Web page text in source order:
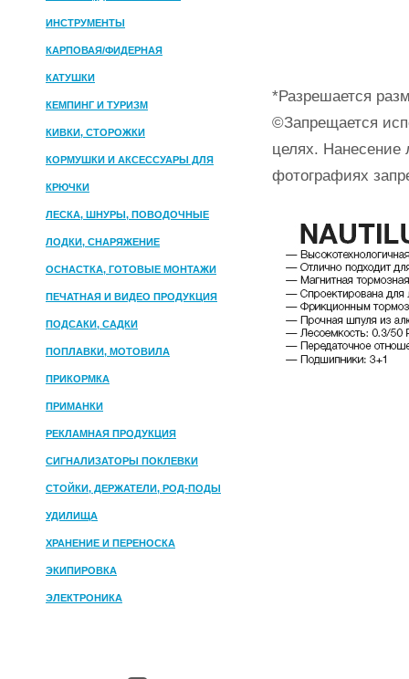
ИНСТРУМЕНТЫ
КАРПОВАЯ/ФИДЕРНАЯ
КАТУШКИ
КЕМПИНГ И ТУРИЗМ
КИВКИ, СТОРОЖКИ
КОРМУШКИ И АКСЕССУАРЫ ДЛЯ
ПРИКОРМКИ
КРЮЧКИ
ЛЕСКА, ШНУРЫ, ПОВОДОЧНЫЕ
МАТЕРИАЛЫ
ЛОДКИ, СНАРЯЖЕНИЕ
ОСНАСТКА, ГОТОВЫЕ МОНТАЖИ
ПЕЧАТНАЯ И ВИДЕО ПРОДУКЦИЯ
ПОДСАКИ, САДКИ
ПОПЛАВКИ, МОТОВИЛА
ПРИКОРМКА
ПРИМАНКИ
РЕКЛАМНАЯ ПРОДУКЦИЯ
СИГНАЛИЗАТОРЫ ПОКЛЕВКИ
СТОЙКИ, ДЕРЖАТЕЛИ, РОД-ПОДЫ
УДИЛИЩА
ХРАНЕНИЕ И ПЕРЕНОСКА
ЭКИПИРОВКА
ЭЛЕКТРОНИКА
*Разрешается
©Запрещается
целях. Нанесение
фотографиях